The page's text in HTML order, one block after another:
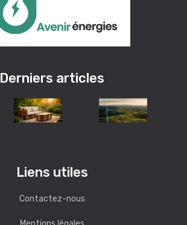
Derniers articles
Liens utiles
Contactez-nous